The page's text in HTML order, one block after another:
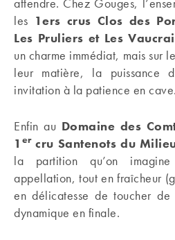
les 1ers crus Clos des
Les Pruliers et Les
un charme immédiat, mais sur
leur matière, la puissance
invitation à la patience en cave.
Enfin au Domaine des
1 ercru Santenots du
la partition qu’on
appellation, tout en fraîcheur
en délicatesse de toucher
dynamique en finale.